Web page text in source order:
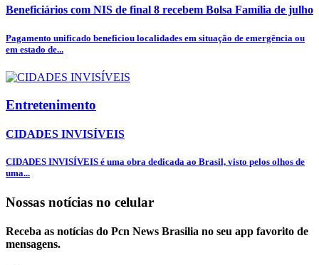
Beneficiários com NIS de final 8 recebem Bolsa Família de julho
Pagamento unificado beneficiou localidades em situação de emergência ou
em estado de...
Entretenimento
CIDADES INVISÍVEIS
CIDADES INVISÍVEIS é uma obra dedicada ao Brasil, visto pelos olhos de
uma...
Nossas notícias no celular
Receba as notícias do Pcn News Brasilia no seu app favorito de
mensagens.